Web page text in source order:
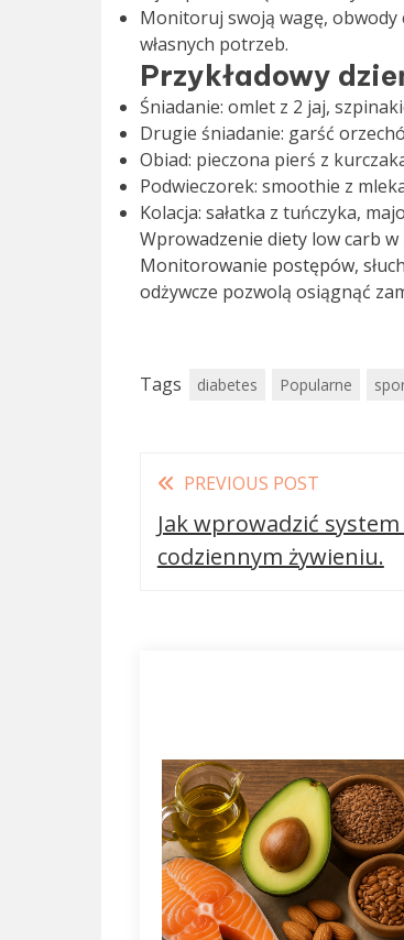
Monitoruj swoją wagę, obwody
własnych potrzeb.
Przykładowy
Śniadanie: omlet z 2 jaj,
Drugie śniadanie: garść
Obiad: pieczona pierś z
Podwieczorek: smoothie z
Kolacja: sałatka z tuńczyka,
Wprowadzenie diety low carb
Monitorowanie postępów,
odżywcze pozwolą osiągnąć
Tags diabetes Popularne
Read
more
articles
PREVIOUS POST
Jak wprowadzić
codziennym żywieniu.